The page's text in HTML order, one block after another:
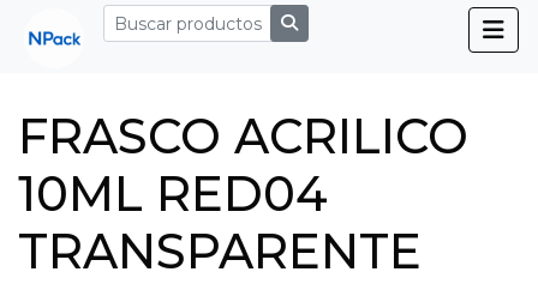
FRASCO ACRILICO
10ML RED04
TRANSPARENTE